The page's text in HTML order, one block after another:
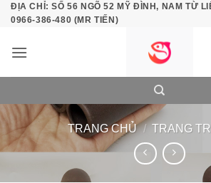
Bỏ
qua
dung
ĐỊA CHỈ: SỐ 56 NGÕ 52 MỸ ĐÌNH, NAM TỪ
0966-386-480 (MR TIẾN)
TRANG CHỦ / TRANG